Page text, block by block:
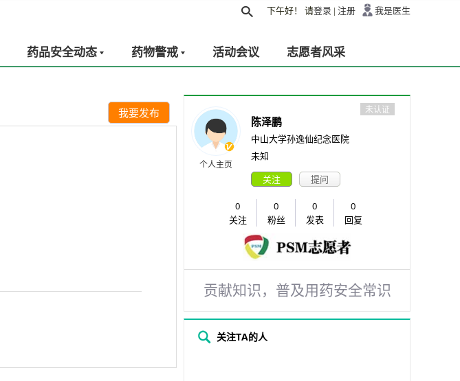
下午好！ 请登录 | 注册 我是医生
药品安全动态 药物警戒 活动会议 志愿者风采
我要发布
个人主页
陈泽鹏
中山大学孙逸仙纪念医院
未知
关注 提问
未认证
0
关注
0
粉丝
0
发表
0
回复
贡献知识，普及用药安全常识
关注TA的人